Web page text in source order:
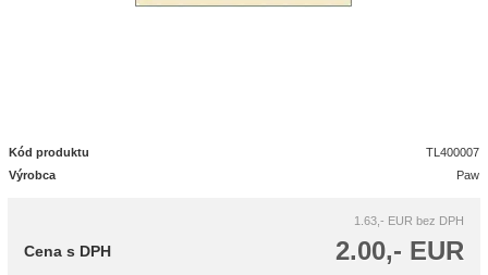
Kód produktu
TL400007
Výrobca
Paw
1.63,- EUR bez DPH
2.00,- EUR
Cena s DPH